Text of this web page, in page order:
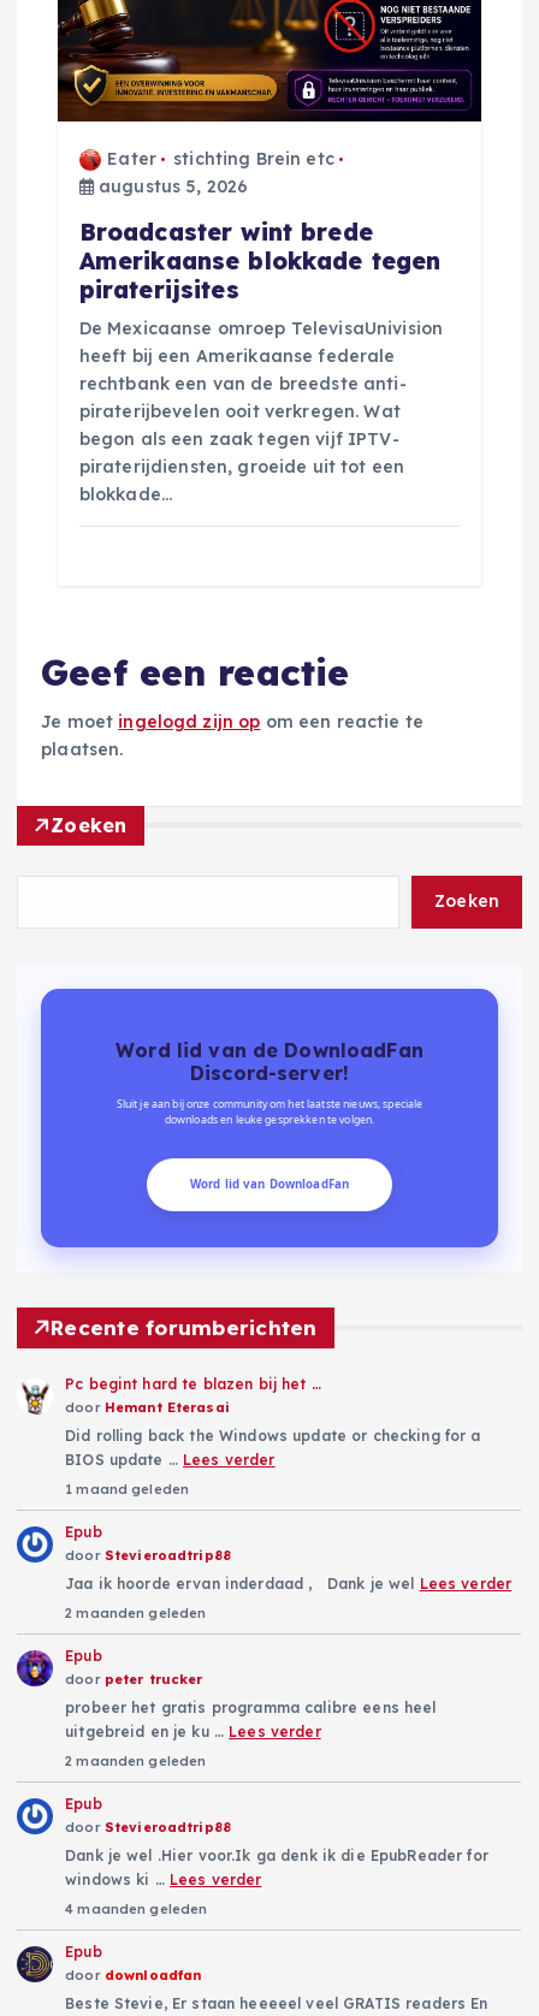
Eater
stichting Brein etc
augustus 5, 2026
Broadcaster wint brede
Amerikaanse blokkade tegen
piraterijsites
De Mexicaanse omroep TelevisaUnivision
heeft bij een Amerikaanse federale
rechtbank een van de breedste anti-
piraterijbevelen ooit verkregen. Wat
begon als een zaak tegen vijf IPTV-
piraterijdiensten, groeide uit tot een
blokkade…
Geef een reactie
Je moet ingelogd zijn op om een reactie te
plaatsen.
Zoeken
Zoeken
Word lid van de DownloadFan
Discord-server!
Sluit je aan bij onze community om het laatste nieuws, speciale
downloads en leuke gesprekken te volgen.
Word lid van DownloadFan
Recente forumberichten
Pc begint hard te blazen bij het …
door Hemant Eterasai
Did rolling back the Windows update or checking for a
BIOS update … Lees verder
1 maand geleden
Epub
door Stevieroadtrip88
Jaa ik hoorde ervan inderdaad , Dank je wel Lees verder
2 maanden geleden
Epub
door peter trucker
probeer het gratis programma calibre eens heel
uitgebreid en je ku … Lees verder
2 maanden geleden
Epub
door Stevieroadtrip88
Dank je wel .Hier voor.Ik ga denk ik die EpubReader for
windows ki … Lees verder
4 maanden geleden
Epub
door downloadfan
Beste Stevie, Er staan heeeeel veel GRATIS readers En